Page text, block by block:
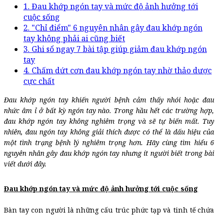
1. Đau khớp ngón tay và mức độ ảnh hưởng tới
cuộc sống
2. "Chỉ điểm" 6 nguyên nhân gây đau khớp ngón
tay không phải ai cũng biết
3. Ghi sổ ngay 7 bài tập giúp giảm đau khớp ngón
tay
4. Chấm dứt cơn đau khớp ngón tay nhờ thảo dược
cực chất
Đau khớp ngón tay khiến người bệnh cảm thấy nhói hoặc đau
nhức âm ỉ ở bất kỳ ngón tay nào. Trong hầu hết các trường hợp,
đau khớp ngón tay không nghiêm trọng và sẽ tự biến mất. Tuy
nhiên, đau ngón tay không giải thích được có thể là dấu hiệu của
một tình trạng bệnh lý nghiêm trọng hơn. Hãy cùng tìm hiểu 6
nguyên nhân gây đau khớp ngón tay nhưng ít người biết trong bài
viết dưới đây.
Đau khớp ngón tay và mức độ ảnh hưởng tới cuộc sống
Bàn tay con người là những cấu trúc phức tạp và tinh tế chứa